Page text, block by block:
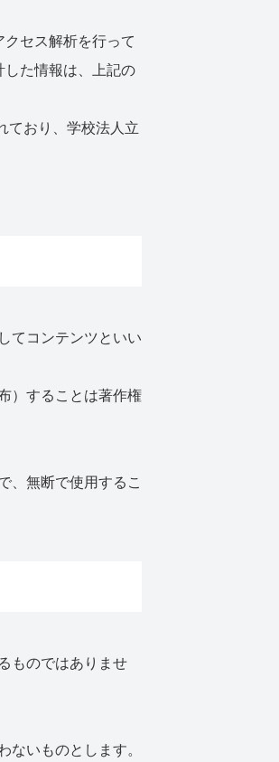
セス解析を行って
た情報は、上記の
ており、学校法人立
てコンテンツといい
）することは著作権
、無断で使用するこ
ものではありませ
いものとします。